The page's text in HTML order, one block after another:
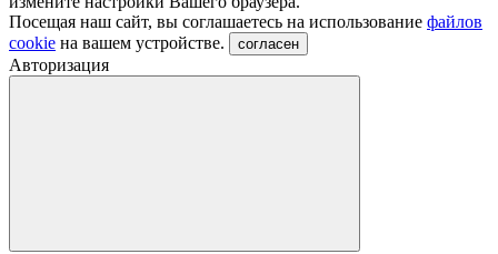
Посещая наш сайт, вы соглашаетесь на использование файлов
cookie на вашем устройстве. согласен
Авторизация